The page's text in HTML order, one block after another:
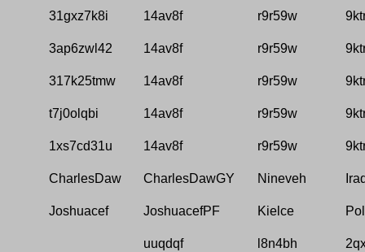
31gxz7k8i 14av8f r9r59w
3ap6zwl42 14av8f r9r59w
317k25tmw 14av8f r9r59w
t7j0olqbi 14av8f r9r59w
1xs7cd31u 14av8f r9r59w
CharlesDaw CharlesDawGY Nineveh
Joshuacef JoshuacefPF Kielce
uuqdqf l8n4bh